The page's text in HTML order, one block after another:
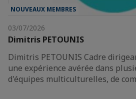
NOUVEAUX MEMBRES
03/07/2026
Dimitris PETOUNIS
Dimitris PETOUNIS Cadre
une expérience avérée dans
d'équipes multiculturelles, de